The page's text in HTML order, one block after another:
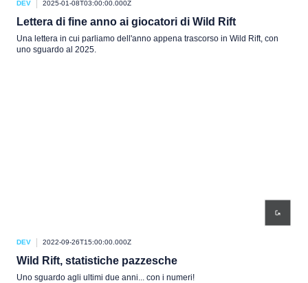
DEV 2025-01-08T03:00:00.000Z
Lettera di fine anno ai giocatori di Wild Rift
Una lettera in cui parliamo dell'anno appena trascorso in Wild Rift, con
uno sguardo al 2025.
DEV 2022-09-26T15:00:00.000Z
Wild Rift, statistiche pazzesche
Uno sguardo agli ultimi due anni... con i numeri!